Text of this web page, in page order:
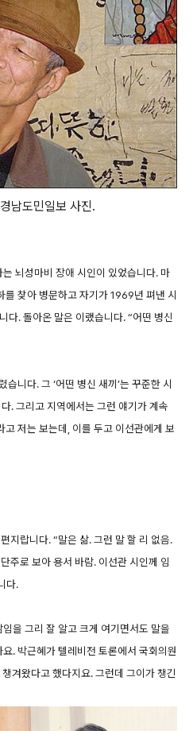
남도민일보 사진.
뇌성마비 장애 시인이 있었습니다. 마
를 찾아 병문하고 자기가 1969년 펴낸 시
다. 돌아온 말은 이랬습니다. “어떤 병신
니다. 그 ‘어떤 병신 새끼’는 꾸준한 시
. 그리고 지역에서는 그런 얘기가 계속
저는 보는데, 이를 두고 이선관에게 보
지랍니다. “말은 삶. 그런 말 할 리 없음.
주로 보아 용서 바람. 이선관 시인께 임
다.
을 그리 잘 알고 크게 여기면서도 말을
. 박근혜가 텔레비전 토론에서 국회의원
겨왔다고 했다지요. 그런데 그이가 챙긴